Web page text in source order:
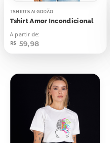
TSHIRTS ALGODÃO
Tshirt Amor Incondicional
A partir de:
R$ 59,98